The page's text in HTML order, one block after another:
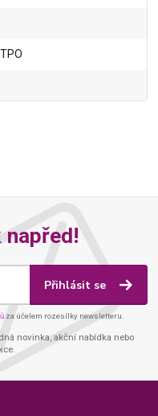
Přihlásit se
za účelem rozesílky newsletteru.
novinka, akční nabídka nebo